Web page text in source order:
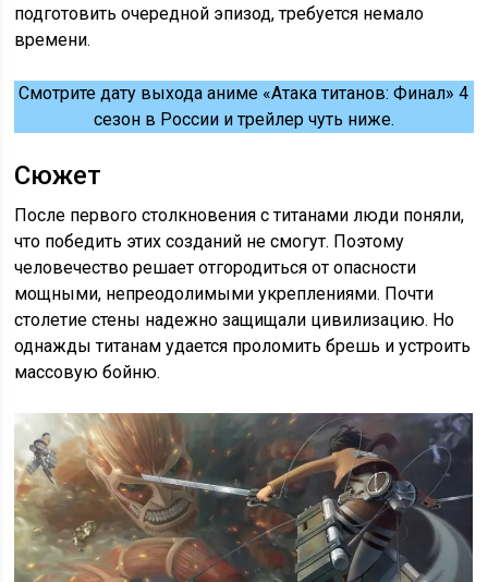
подготовить очередной эпизод, требуется немало
времени.
Смотрите дату выхода аниме «Атака титанов: Финал» 4
сезон в России и трейлер чуть ниже.
Сюжет
После первого столкновения с титанами люди поняли,
что победить этих созданий не смогут. Поэтому
человечество решает отгородиться от опасности
мощными, непреодолимыми укреплениями. Почти
столетие стены надежно защищали цивилизацию. Но
однажды титанам удается проломить брешь и устроить
массовую бойню.